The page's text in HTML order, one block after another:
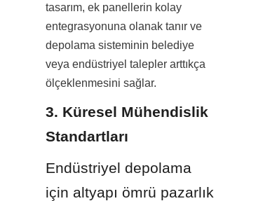
tasarım, ek panellerin kolay
entegrasyonuna olanak tanır ve
depolama sisteminin belediye
veya endüstriyel talepler arttıkça
ölçeklenmesini sağlar.
3. Küresel Mühendislik
Standartları
Endüstriyel depolama
için altyapı ömrü pazarlık